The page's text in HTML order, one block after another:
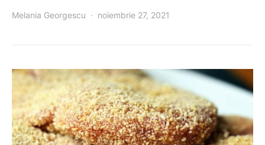
Melania Georgescu noiembrie 27, 2021